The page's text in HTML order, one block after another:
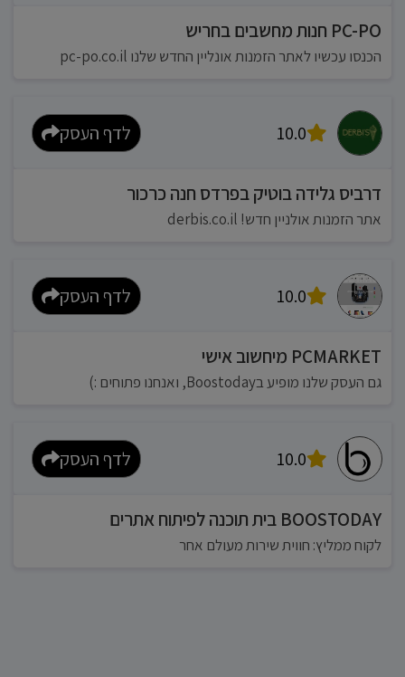
PC-PO חנות מחשבים בחריש
הכנסו עכשיו לאתר הזמנות אונליין החדש שלנו pc-po.co.il
10.0 לדף העסק
דרביס גלידה בוטיק בפרדס חנה כרכור
אתר הזמנות אולניין חדש! derbis.co.il
10.0 לדף העסק
PCMARKET מיחשוב אישי
גם העסק שלנו מופיע בBoostoday, ואנחנו פתוחים :)
10.0 לדף העסק
BOOSTODAY בית תוכנה לפיתוח אתרים
לקוח ממליץ: חווית שירות מעולם אחר